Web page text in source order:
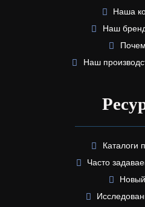
Наша
Наш
Наш
Каталоги
Часто